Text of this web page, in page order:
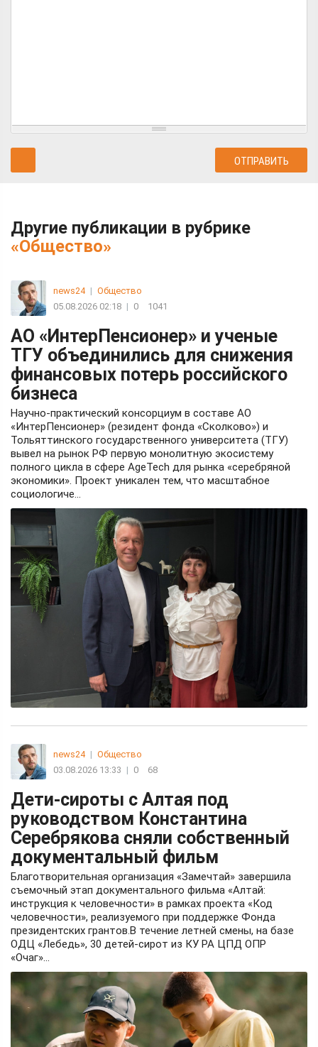
Другие публикации в рубрике
«Общество»
news24 | Общество
05.08.2026 02:18 | 0 1041
АО «ИнтерПенсионер» и ученые
ТГУ объединились для снижения
финансовых потерь российского
бизнеса
Научно-практический консорциум в составе АО
«ИнтерПенсионер» (резидент фонда «Сколково») и
Тольяттинского государственного университета (ТГУ)
вывел на рынок РФ первую монолитную экосистему
полного цикла в сфере AgeTech для рынка «серебряной
экономики». Проект уникален тем, что масштабное
социологиче...
news24 | Общество
03.08.2026 13:33 | 0 68
Дети-сироты с Алтая под
руководством Константина
Серебрякова сняли собственный
документальный фильм
Благотворительная организация «Замечтай» завершила
съемочный этап документального фильма «Алтай:
инструкция к человечности» в рамках проекта «Код
человечности», реализуемого при поддержке Фонда
президентских грантов.В течение летней смены, на базе
ОДЦ «Лебедь», 30 детей-сирот из КУ РА ЦПД ОПР
«Очаг»...